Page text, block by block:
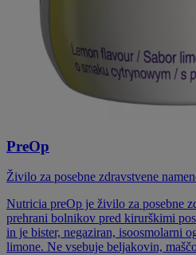
PreOp
Živilo za posebne zdravstvene
Nutricia preOp je živilo za posebne
prehrani bolnikov pred kirurškimi
in je bister, negaziran, isoosmolarni
limone. Ne vsebuje beljakovin,